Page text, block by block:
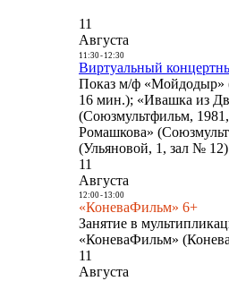
11
Августа
11:30- 12:30
Виртуальный
Показ м/ф «Мойдодыр»
16 мин.); «Ивашка из
(Союзмультфильм,
Ромашкова»
(Ульяновой, 1, зал № 12)
11
Августа
12:00- 13:00
«КоневаФильм» 6+
Занятие в
«КоневаФильм»
11
Августа